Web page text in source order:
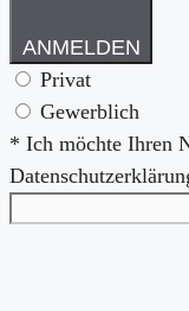
ANMELDEN
Privat
Gewerblich
* Ich möchte Ihren